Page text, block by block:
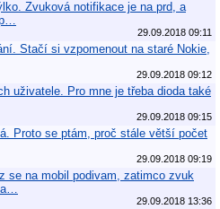
Zvuková notifikace je na prd, a
29.09.2018 09:11
Stačí si vzpomenout na staré Nokie,
29.09.2018 09:12
uživatele. Pro mne je třeba dioda také
29.09.2018 09:15
Proto se ptám, proč stále větší počet
29.09.2018 09:19
se na mobil podivam, zatimco zvuk
29.09.2018 13:36